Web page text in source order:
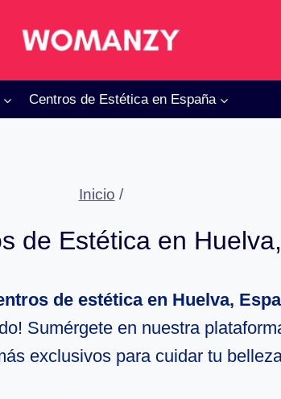
Centros de Estética en España
Inicio /
de Estética en
de estética en Huelva,
Sumérgete en nuestra
exclusivos para cuidar tu